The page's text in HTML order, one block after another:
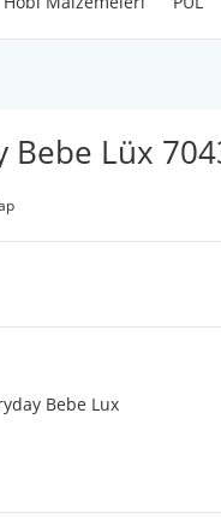
Bebe Lüx
Bebe Lux